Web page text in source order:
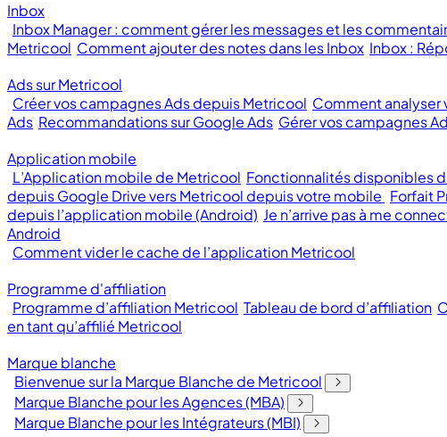
Inbox
Inbox Manager : comment gérer les messages et les
Metricool Comment ajouter des notes dans les Inbox Inbox :
Ads sur Metricool
Créer vos campagnes Ads depuis Metricool Comment analyser
Ads Recommandations sur Google Ads Gérer vos campagnes
Application mobile
L’Application mobile de Metricool Fonctionnalités disponibles
depuis Google Drive vers Metricool depuis votre mobile Forfait
depuis l’application mobile (Android) Je n’arrive pas à me
Android
Comment vider le cache de l’application Metricool
Programme d'affiliation
Programme d’affiliation Metricool Tableau de bord d’affiliation
en tant qu’affilié Metricool
Marque blanche
Bienvenue sur la Marque Blanche de Metricool
Marque Blanche pour les Agences (MBA)
Marque Blanche pour les Intégrateurs (MBI)